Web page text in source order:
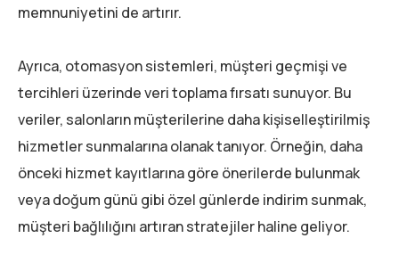
memnuniyetini de artırır.
Ayrıca, otomasyon sistemleri, müşteri geçmişi ve
tercihleri üzerinde veri toplama fırsatı sunuyor. Bu
veriler, salonların müşterilerine daha kişiselleştirilmiş
hizmetler sunmalarına olanak tanıyor. Örneğin, daha
önceki hizmet kayıtlarına göre önerilerde bulunmak
veya doğum günü gibi özel günlerde indirim sunmak,
müşteri bağlılığını artıran stratejiler haline geliyor.